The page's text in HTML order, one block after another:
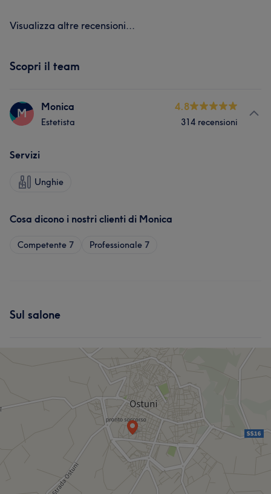
Visualizza altre recensioni...
Scopri il team
M Monica
Estetista
4.8
314 recensioni
Servizi
Unghie
Cosa dicono i nostri clienti di Monica
Competente 7 Professionale 7
Sul salone